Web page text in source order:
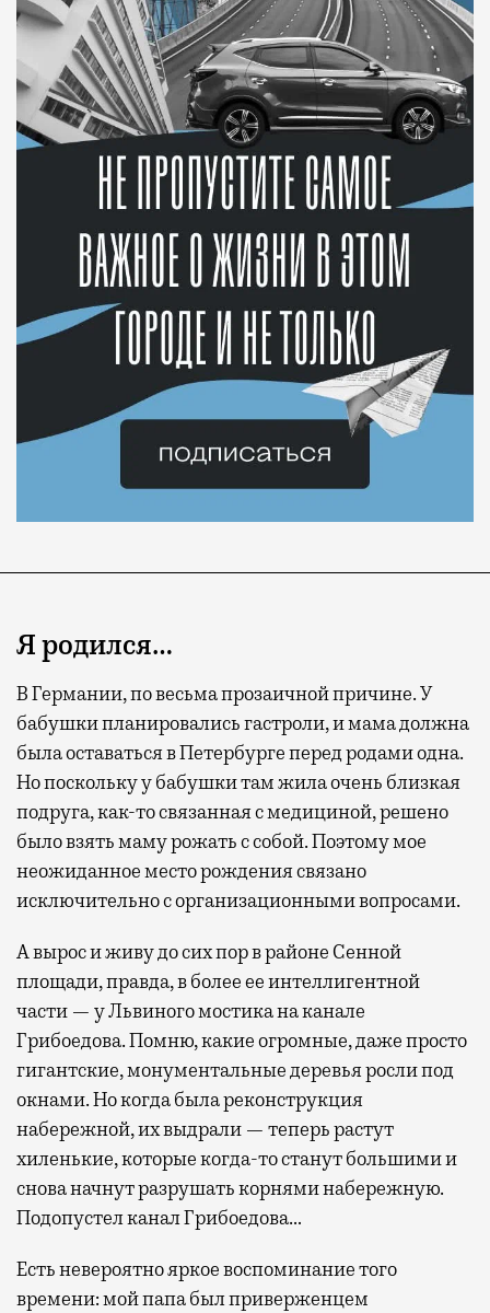
Я родился…
В Германии, по весьма прозаичной причине. У
бабушки планировались гастроли, и мама должна
была оставаться в Петербурге перед родами одна.
Но поскольку у бабушки там жила очень близкая
подруга, как-то связанная с медициной, решено
было взять маму рожать с собой. Поэтому мое
неожиданное место рождения связано
исключительно с организационными вопросами.
А вырос и живу до сих пор в районе Сенной
площади, правда, в более ее интеллигентной
части — у Львиного мостика на канале
Грибоедова. Помню, какие огромные, даже просто
гигантские, монументальные деревья росли под
окнами. Но когда была реконструкция
набережной, их выдрали — теперь растут
хиленькие, которые когда-то станут большими и
снова начнут разрушать корнями набережную.
Подопустел канал Грибоедова…
Есть невероятно яркое воспоминание того
времени: мой папа был приверженцем